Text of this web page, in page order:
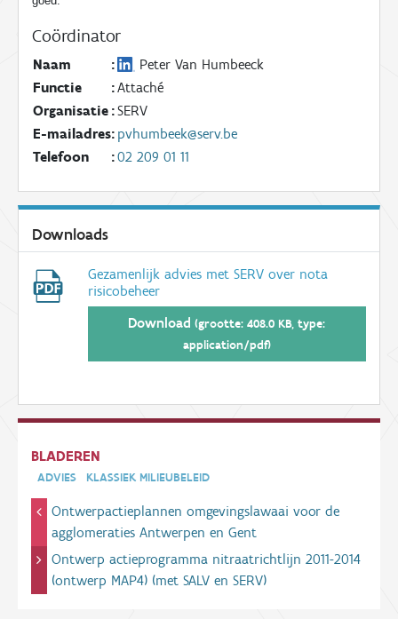
Coördinator
:
Naam
Peter Van Humbeeck
:
Functie
Attaché
:
Organisatie SERV
:
E-mailadres pvhumbeek@serv.be
:
Telefoon 02 209 01 11
Downloads
Gezamenlijk advies met SERV over nota
risicobeheer
Download(grootte: 408.0 KB, type:
application/pdf)
BLADEREN
ADVIES KLASSIEK MILIEUBELEID
Ontwerpactieplannen omgevingslawaai voor de
agglomeraties Antwerpen en Gent
Ontwerp actieprogramma nitraatrichtlijn 2011-2014
(ontwerp MAP4) (met SALV en SERV)